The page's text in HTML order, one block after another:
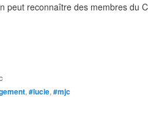
peut reconnaître des membres du
, #lucie, #mjc